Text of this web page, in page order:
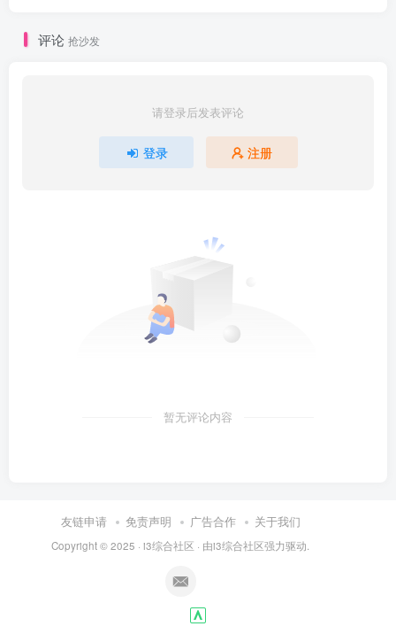
评论 抢沙发
请登录后发表评论
登录 注册
暂无评论内容
友链申请 免责声明 广告合作 关于我们
Copyright © 2025 · i3综合社区 · 由i3综合社区强力驱动.